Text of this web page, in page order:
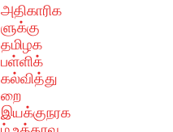
அதிகாரிக
ளுக்கு
தமிழக
பள்ளிக்
கல்வித்து
றை
இயக்குநரக